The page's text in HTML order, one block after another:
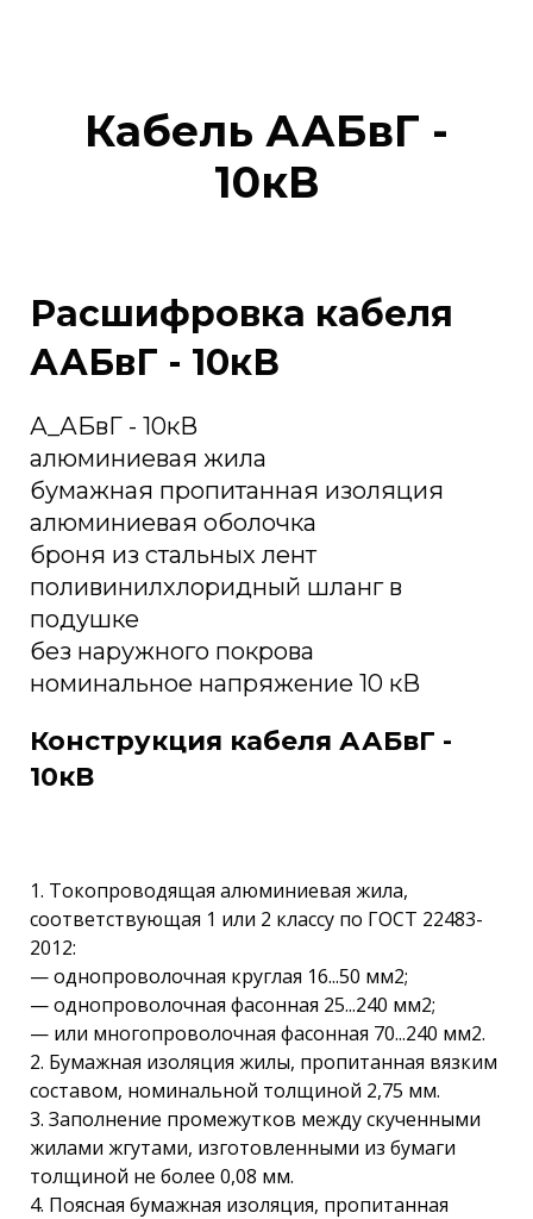
Кабель ААБвГ -
10кВ
Расшифровка кабеля
ААБвГ - 10кВ
А_АБвГ - 10кВ
алюминиевая жила
бумажная пропитанная изоляция
алюминиевая оболочка
броня из стальных лент
поливинилхлоридный шланг в
подушке
без наружного покрова
номинальное напряжение 10 кВ
Конструкция кабеля ААБвГ -
10кВ
1. Токопроводящая алюминиевая жила,
соответствующая 1 или 2 классу по ГОСТ 22483-
2012:
— однопроволочная круглая 16...50 мм2;
— однопроволочная фасонная 25...240 мм2;
— или многопроволочная фасонная 70...240 мм2.
2. Бумажная изоляция жилы, пропитанная вязким
составом, номинальной толщиной 2,75 мм.
3. Заполнение промежутков между скученными
жилами жгутами, изготовленными из бумаги
толщиной не более 0,08 мм.
4. Поясная бумажная изоляция, пропитанная